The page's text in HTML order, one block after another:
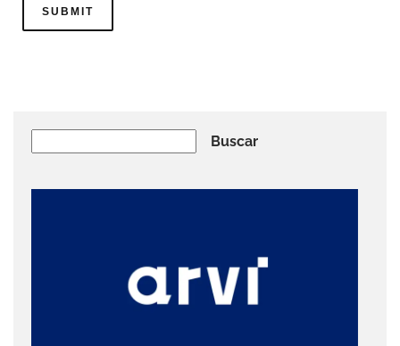
Buscar